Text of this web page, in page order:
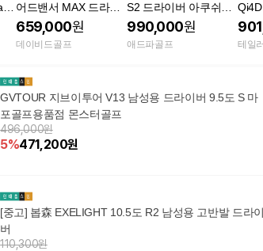
어드밴서 MAX 드라이
버
659,000원
데이비드골프
S2 드라이버 아쿠쉬네
트코리아
990,000원
애드파골프
드라
테일
GVTOUR 지브이투어 V13 남성용 드라이버 9.5도 S 마
포골프용품점 몬스터골프
496,000원
5%471,200원
[중고] 봅森 EXELIGHT 10.5도 R2 남성용 고반발 드라이
버
110,300원